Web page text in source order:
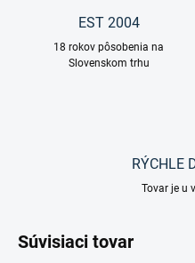
EST 2004
18 rokov pôsobenia na
Slovenskom trhu
RÝCHLE
Tovar je u
Súvisiaci tovar